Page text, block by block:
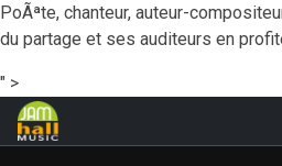
PoÃªte, chanteur, auteur-
du partage et ses auditeurs en
" >